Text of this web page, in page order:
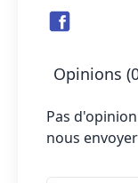
Opinions
Pas
nous